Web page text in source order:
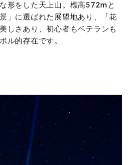
形をした天上山。標高572mと
」に選ばれた展望地あり、「花
しさあり、初心者もベテランも
ル的存在です。